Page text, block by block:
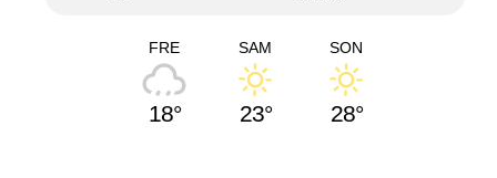
FRE
18°
SAM
23°
SON
28°